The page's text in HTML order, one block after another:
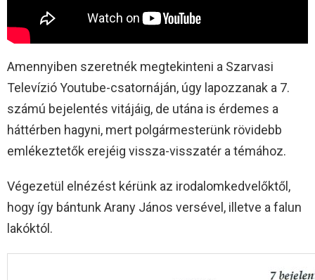
Amennyiben szeretnék megtekinteni a Szarvasi
Televízió Youtube-csatornáján, úgy lapozzanak a 7.
számú bejelentés vitájáig, de utána is érdemes a
háttérben hagyni, mert polgármesterünk rövidebb
emlékeztetők erejéig vissza-visszatér a témához.
Végezetül elnézést kérünk az irodalomkedvelőktől,
hogy így bántunk Arany János versével, illetve a falun
lakóktól.